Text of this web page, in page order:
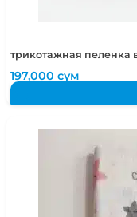
трикотажная пеленка
197,000сум